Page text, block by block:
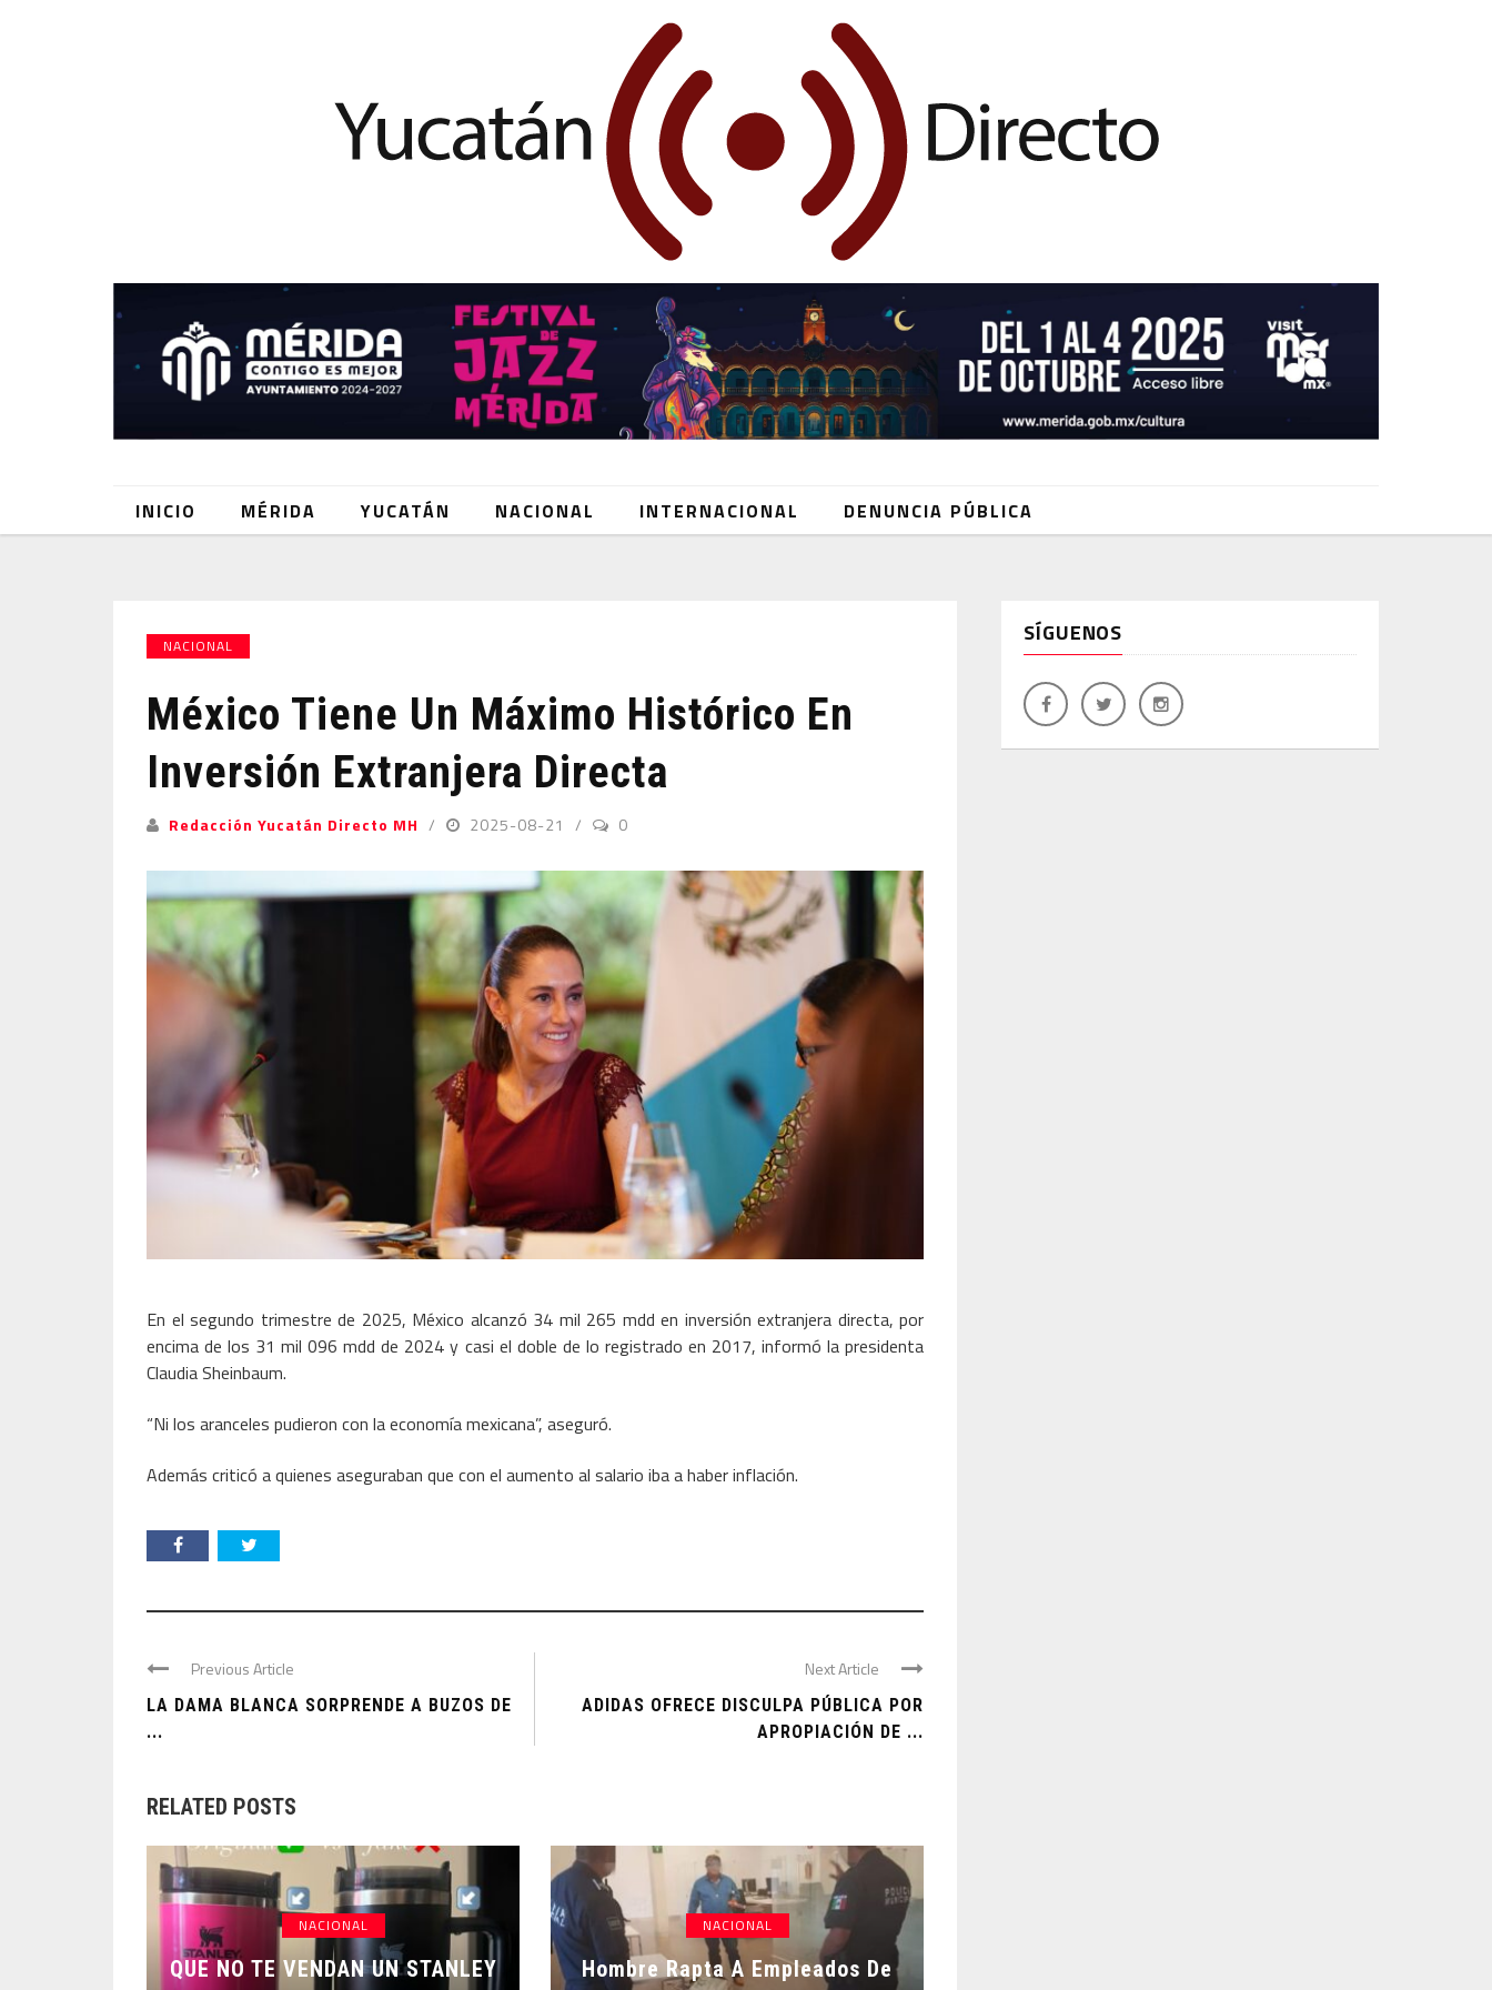
INICIO MÉRIDA YUCATÁN NACIONAL INTERNACIONAL DENUNCIA PÚBLICA
NACIONAL
México Tiene Un Máximo Histórico En
Inversión Extranjera Directa
Redacción Yucatán Directo MH 2025-08-21 0
En el segundo trimestre de 2025, México alcanzó 34 mil 265 mdd en inversión extranjera directa, por
encima de los 31 mil 096 mdd de 2024 y casi el doble de lo registrado en 2017, informó la presidenta
Claudia Sheinbaum.
“Ni los aranceles pudieron con la economía mexicana”, aseguró.
Además criticó a quienes aseguraban que con el aumento al salario iba a haber inflación.
Previous Article
LA DAMA BLANCA SORPRENDE A BUZOS DE
...
Next Article
ADIDAS OFRECE DISCULPA PÚBLICA POR
APROPIACIÓN DE ...
RELATED POSTS
NACIONAL
QUE NO TE VENDAN UN STANLEY
NACIONAL
Hombre Rapta A Empleados De
SÍGUENOS